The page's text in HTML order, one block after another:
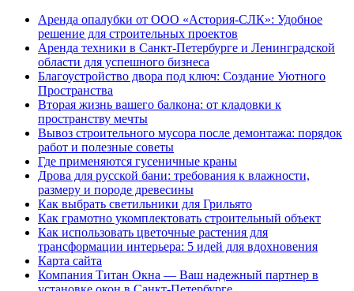
Аренда опалубки от ООО «Астория-СЛК»: Удобное
решение для строительных проектов
Аренда техники в Санкт-Петербурге и Ленинградской
области для успешного бизнеса
Благоустройство двора под ключ: Создание Уютного
Пространства
Вторая жизнь вашего балкона: от кладовки к
пространству мечты
Вывоз строительного мусора после демонтажа: порядок
работ и полезные советы
Где применяются гусеничные краны
Дрова для русской бани: требования к влажности,
размеру и породе древесины
Как выбрать светильники для Грильято
Как грамотно укомплектовать строительный объект
Как использовать цветочные растения для
трансформации интерьера: 5 идей для вдохновения
Карта сайта
Компания Титан Окна — Ваш надежный партнер в